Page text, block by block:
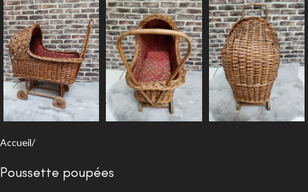
Accueil Coté Enfant
Poussette poupées